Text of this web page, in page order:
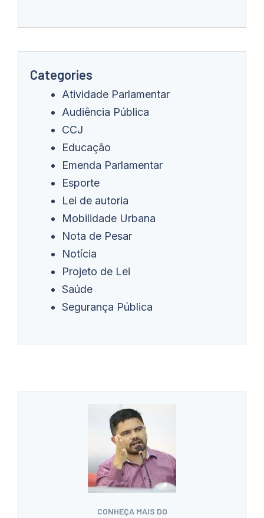
Categories
Atividade Parlamentar
Audiência Pública
CCJ
Educação
Emenda Parlamentar
Esporte
Lei de autoria
Mobilidade Urbana
Nota de Pesar
Notícia
Projeto de Lei
Saúde
Segurança Pública
CONHEÇA MAIS DO